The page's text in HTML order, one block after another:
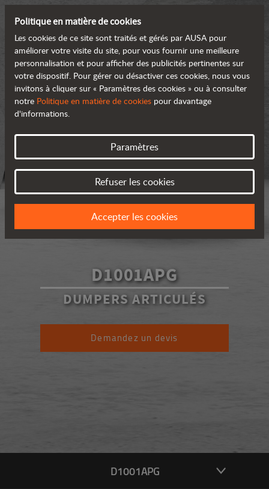
D1001APG
DUMPERS ARTICULÉS
Demandez un devis
D1001APG
Politique en matière de cookies
Les cookies de ce site sont traités et gérés par AUSA pour
améliorer votre visite du site, pour vous fournir une meilleure
personnalisation et pour afficher des publicités pertinentes sur
votre dispositif. Pour gérer ou désactiver ces cookies, nous vous
invitons à cliquer sur « Paramètres des cookies » ou à consulter
notre Politique en matière de cookies pour davantage
d'informations.
Paramètres
Refuser les cookies
Accepter les cookies